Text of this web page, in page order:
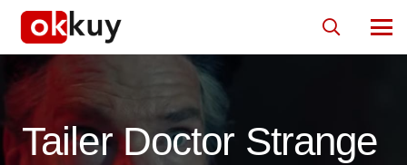
Tailer Doctor Strange